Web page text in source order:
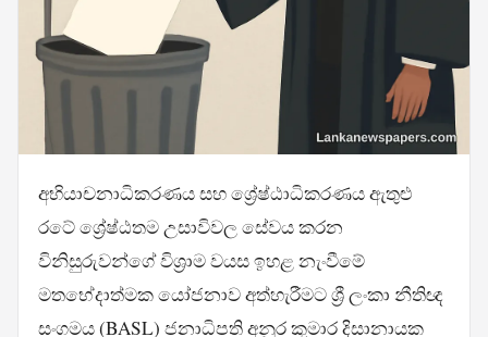
අභියාචනාධිකරණය සහ ශ්‍රේෂ්ඨාධිකරණය ඇතුළු
රටේ ශ්‍රේෂ්ඨතම උසාවිවල සේවය කරන
විනිසුරුවන්ගේ විශ්‍රාම වයස ඉහළ නැංවීමේ
මතභේදාත්මක යෝජනාව අත්හැරීමට ශ්‍රී ලංකා නීතිඥ
සංගමය (BASL) ජනාධිපති අනුර කුමාර දිසානායක